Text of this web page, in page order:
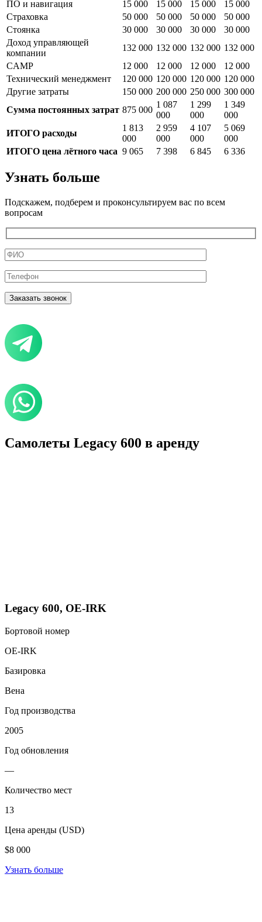
ПО и навигация 15 000 15 000 15 000
15 000
Страховка
50 000 50 000 50 000
50 000
Стоянка
30 000 30 000 30 000
30 000
Доход управляющей
компании
132 000 132 000 132 000 132 000
CAMP
12 000 12 000 12 000
12 000
Технический менеджмент
120 000 120 000 120 000 120 000
Другие затраты
150 000 200 000 250 000 300 000
Сумма постоянных затрат 875 000
1 087
000
1 299
000
1 349
000
ИТОГО расходы
1 813
000
2 959
000
4 107
000
5 069
000
ИТОГО цена лётного часа 9 065 7 398 6 845 6 336
Узнать больше
Подскажем, подберем и проконсультируем вас по всем
вопросам
Самолеты Legacy 600 в аренду
Legacy 600, OE-IRK
Бортовой номер
OE-IRK
Базировка
Вена
Год производства
2005
Год обновления
—
Количество мест
13
Цена аренды (USD)
$8 000
Узнать больше